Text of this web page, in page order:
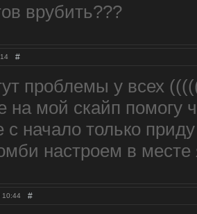
врубить???
#
проблемы у всех
на мой скайп помогу
начало только
настроем в месте
10:44 #